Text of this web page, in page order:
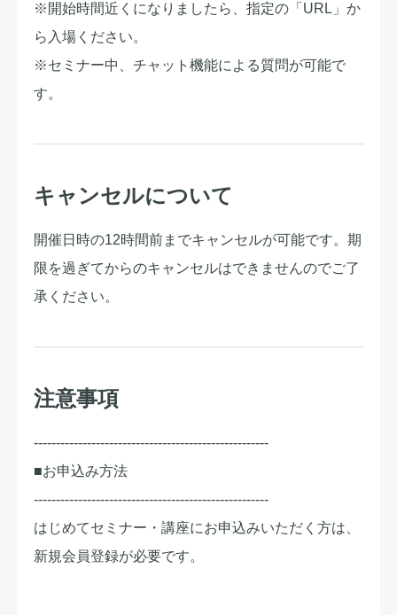
※開始時間近くになりましたら、指定の「URL」か
ら入場ください。
※セミナー中、チャット機能による質問が可能で
す。
キャンセルについて
開催日時の12時間前までキャンセルが可能です。期
限を過ぎてからのキャンセルはできませんのでご了
承ください。
注意事項
-----------------------------------------------------
■お申込み方法
-----------------------------------------------------
はじめてセミナー・講座にお申込みいただく方は、
新規会員登録が必要です。